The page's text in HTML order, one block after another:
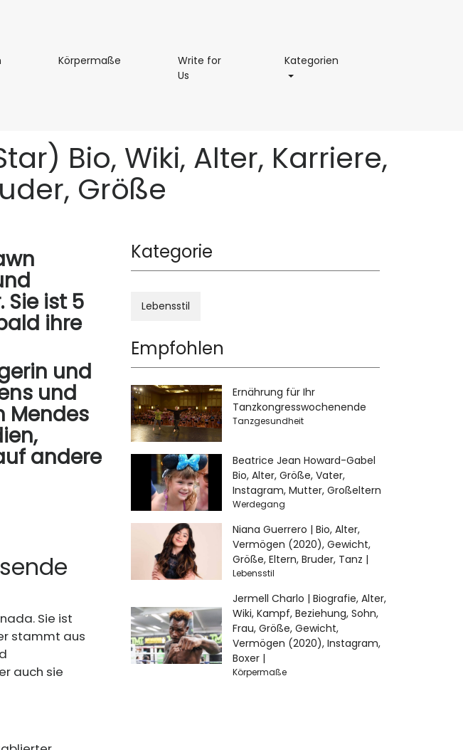
NachrichtenKörpermaße KörpermaßeWrite for
Us
Kategorien
Bio, Wiki, Alter, Karriere,
Größe
Sie ist 5
ihre
und
und
Mendes
andere
Sie ist
stammt aus
auch sie
Kategorie
Lebensstil
Empfohlen
Ernährung für Ihr
Tanzkongresswochenende
Tanzgesundheit
Beatrice Jean Howard-Gabel
Bio, Alter, Größe, Vater,
Instagram, Mutter, Großeltern
Werdegang
Niana Guerrero | Bio, Alter,
Vermögen (2020), Gewicht,
Größe, Eltern, Bruder, Tanz |
Lebensstil
Jermell Charlo | Biografie, Alter,
Wiki, Kampf, Beziehung, Sohn,
Frau, Größe, Gewicht,
Vermögen (2020), Instagram,
Boxer |
Körpermaße